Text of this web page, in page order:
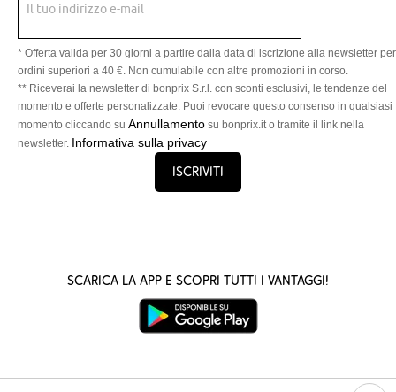
Il tuo indirizzo e-mail
* Offerta valida per 30 giorni a partire dalla data di iscrizione alla newsletter per
ordini superiori a 40 €. Non cumulabile con altre promozioni in corso.
** Riceverai la newsletter di bonprix S.r.l. con sconti esclusivi, le tendenze del
momento e offerte personalizzate. Puoi revocare questo consenso in qualsiasi
momento cliccando su Annullamento su bonprix.it o tramite il link nella
newsletter. Informativa sulla privacy
Iscriviti
Scarica la App e scopri tutti i vantaggi!